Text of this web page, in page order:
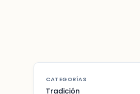
CATEGORÍAS
Tradición